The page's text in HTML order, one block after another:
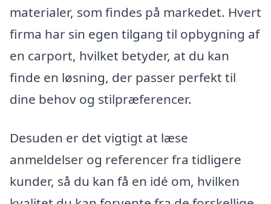
materialer, som findes på markedet. Hvert
firma har sin egen tilgang til opbygning af
en carport, hvilket betyder, at du kan
finde en løsning, der passer perfekt til
dine behov og stilpræferencer.
Desuden er det vigtigt at læse
anmeldelser og referencer fra tidligere
kunder, så du kan få en idé om, hvilken